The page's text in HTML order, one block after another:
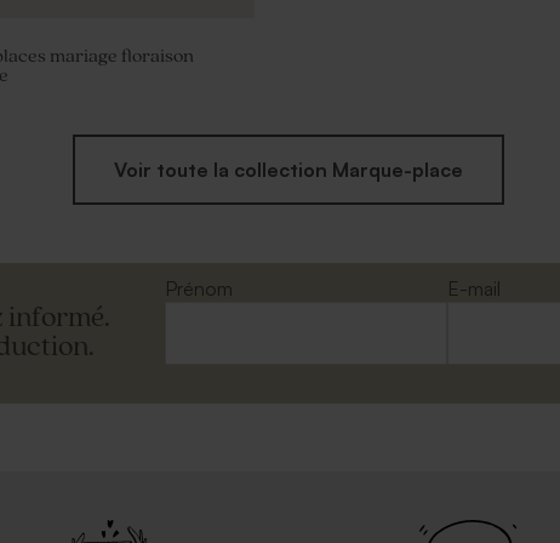
mariage floraison
Voir toute la collection Marque-place
informé.
Prénom
E-mail